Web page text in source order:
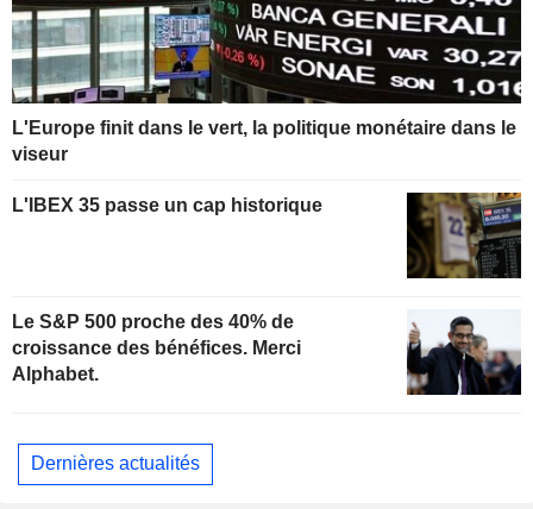
L'Europe finit dans le vert, la politique monétaire dans le
viseur
L'IBEX 35 passe un cap historique
Le S&P 500 proche des 40% de
croissance des bénéfices. Merci
Alphabet.
Dernières actualités